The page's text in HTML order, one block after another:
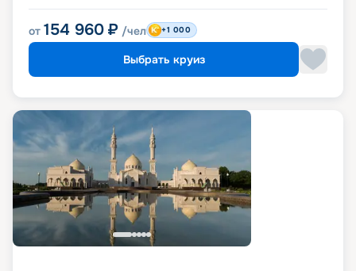
от 154 960 ₽ /чел +1 000
Выбрать круиз